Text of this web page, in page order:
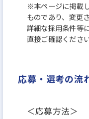
※本ページに掲載
ものであり、変更
詳細な採用条件等
直接ご確認ください
応募・選考の流
＜応募方法＞